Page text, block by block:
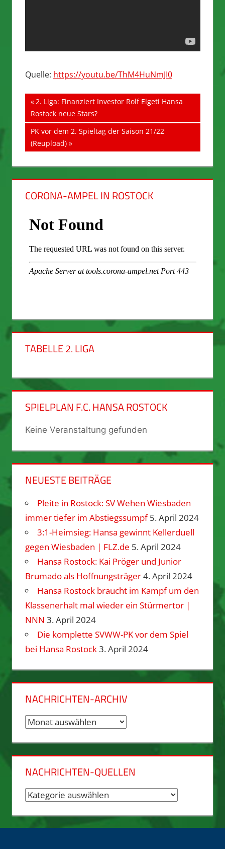
Quelle: https://youtu.be/ThM4HuNmJI0
Beitragsnavigation
Vorheriger
Beitrag:
2. Liga: Finanziert Investor Rolf Elgeti Hansa
Rostock neue Stars?
Nächster
Beitrag:
PK vor dem 2. Spieltag der Saison 21/22
(Reupload)
CORONA-AMPEL IN ROSTOCK
TABELLE 2. LIGA
SPIELPLAN F.C. HANSA ROSTOCK
Keine Veranstaltung gefunden
NEUESTE BEITRÄGE
Pleite in Rostock: SV Wehen Wiesbaden
immer tiefer im Abstiegssumpf 5. April 2024
3:1-Heimsieg: Hansa gewinnt Kellerduell
gegen Wiesbaden | FLZ.de 5. April 2024
Hansa Rostock: Kai Pröger und Junior
Brumado als Hoffnungsträger4. April 2024
Hansa Rostock braucht im Kampf um den
Klassenerhalt mal wieder ein Stürmertor |
NNN 3. April 2024
Die komplette SVWW-PK vor dem Spiel
bei Hansa Rostock3. April 2024
NACHRICHTEN-ARCHIV
Nachrichten-
NACHRICHTEN-QUELLEN
Nachrichten-